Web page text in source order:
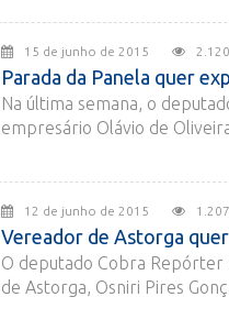
15 de junho de 2015
Parada da Panela quer
Na última semana, o
empresário Olávio de
12 de junho de 2015
Vereador de Astorga
O deputado Cobra Repórter
de Astorga, Osniri Pires